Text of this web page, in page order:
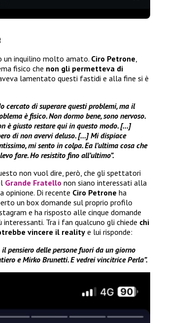
un inquilino molto amato. Ciro Petrone,
fisico che non gli permetteva di
lamentato questi fastidi e alla fine si è
cercato di superare questi problemi, ma il
è fisico. Non dormo bene, sono nervoso.
è giusto restare qui in questo modo. […]
di non avervi deluso. […] Mi dispiace
mi sento in colpa. Ea l’ultima cosa che
fare. Ho resistito fino all’ultimo”.
non vuol dire, però, che gli spettatori
Grande Fratello non siano interessati alla
opinione. Di recente Ciro Petrone ha
un box domande sul proprio profilo
e ha risposto alle cinque domande
interessanti. Tra i fan qualcuno gli chiede chi
vincere il reality e lui risponde:
pensiero delle persone fuori da un giorno
e Mirko Brunetti. E vedrei vincitrice Perla”.